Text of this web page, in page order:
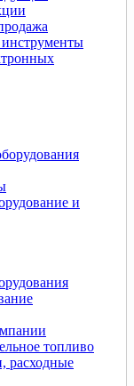
и
топливо
расходные